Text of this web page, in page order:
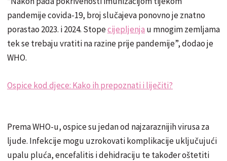
pandemije covida-19, broj slučajeva ponovno je znatno
porastao 2023. i 2024. Stopecijepljenja u mnogim zemljama
tek se trebaju vratiti na razine prije pandemije”, dodao je
WHO.
Ospice kod djece: Kako ih prepoznati i liječiti?
Prema WHO-u, ospice su jedan od najzaraznijih virusa za
ljude. Infekcije mogu uzrokovati komplikacije uključujući
upalu pluća, encefalitis i dehidraciju te također oštetiti